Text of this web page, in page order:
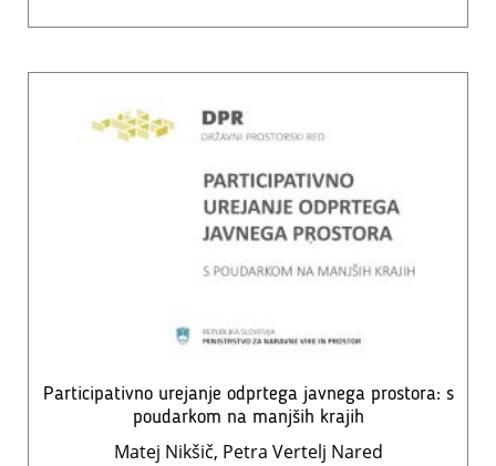
Participativno urejanje odprtega javnega prostora: s
poudarkom na manjših krajih
Matej Nikšič, Petra Vertelj Nared